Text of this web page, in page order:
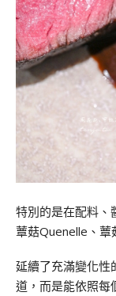
特別的是在配料、
蕈菇Quenelle、蕈
延續了充滿變化性
道，而是能依照每